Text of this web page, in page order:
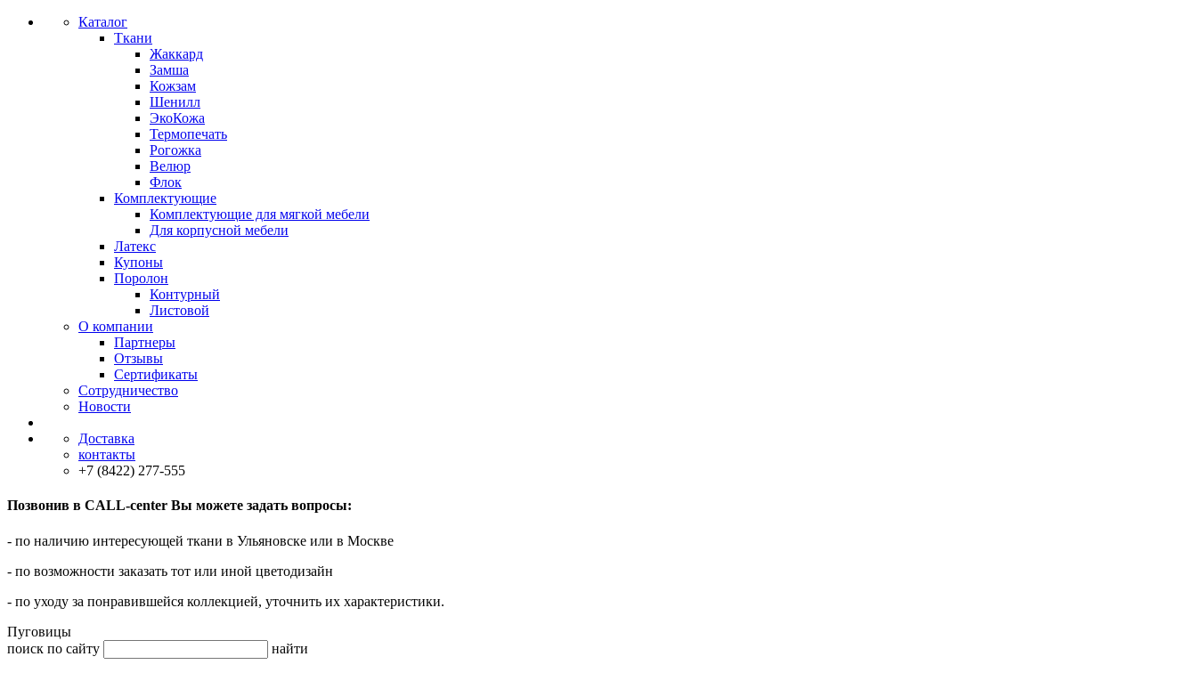
Каталог
Ткани
Жаккард
Замша
Кожзам
Шенилл
ЭкоКожа
Термопечать
Рогожка
Велюр
Флок
Комплектующие
Комплектующие для мягкой мебели
Для корпусной мебели
Латекс
Купоны
Поролон
Контурный
Листовой
О компании
Партнеры
Отзывы
Сертификаты
Сотрудничество
Новости
Доставка
контакты
+7 (8422) 277-555
Позвонив в CALL-center Вы можете задать вопросы:
- по наличию интересующей ткани в Ульяновске или в Москве
- по возможности заказать тот или иной цветодизайн
- по уходу за понравившейся коллекцией, уточнить их характеристики.
Пуговицы
поиск по сайту
найти